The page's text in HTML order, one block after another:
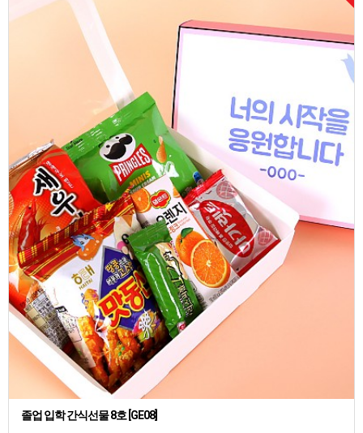
졸업 입학 간식선물 8호 [GE08]